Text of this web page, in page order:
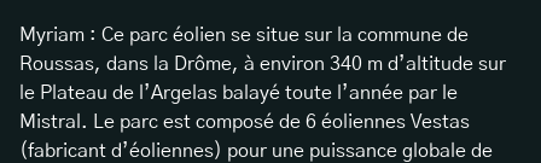
Myriam : Ce parc éolien se situe sur la commune de
Roussas, dans la Drôme, à environ 340 m d’altitude sur
le Plateau de l’Argelas balayé toute l’année par le
Mistral. Le parc est composé de 6 éoliennes Vestas
(fabricant d’éoliennes) pour une puissance globale de